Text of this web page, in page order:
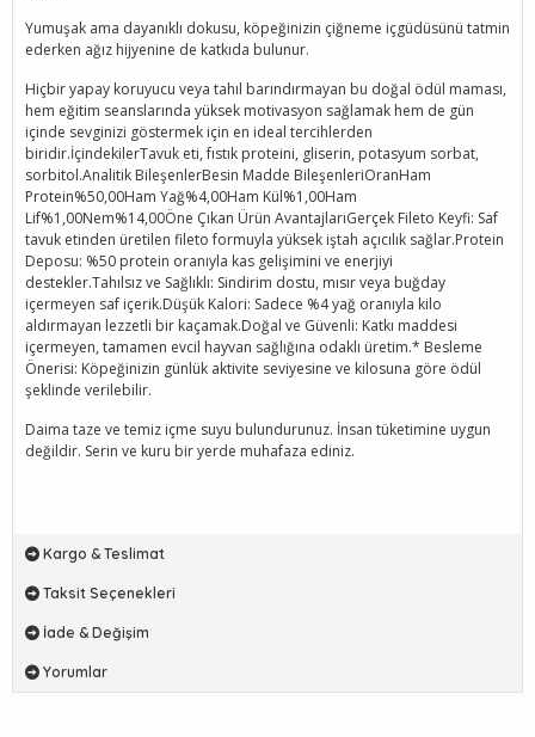
Yumuşak ama dayanıklı dokusu, köpeğinizin çiğneme içgüdüsünü tatmin
ederken ağız hijyenine de katkıda bulunur.
Hiçbir yapay koruyucu veya tahıl barındırmayan bu doğal ödül maması,
hem eğitim seanslarında yüksek motivasyon sağlamak hem de gün
içinde sevginizi göstermek için en ideal tercihlerden
biridir.İçindekilerTavuk eti, fıstık proteini, gliserin, potasyum sorbat,
sorbitol.Analitik BileşenlerBesin Madde BileşenleriOranHam
Protein%50,00Ham Yağ%4,00Ham Kül%1,00Ham
Lif%1,00Nem%14,00Öne Çıkan Ürün AvantajlarıGerçek Fileto Keyfi: Saf
tavuk etinden üretilen fileto formuyla yüksek iştah açıcılık sağlar.Protein
Deposu: %50 protein oranıyla kas gelişimini ve enerjiyi
destekler.Tahılsız ve Sağlıklı: Sindirim dostu, mısır veya buğday
içermeyen saf içerik.Düşük Kalori: Sadece %4 yağ oranıyla kilo
aldırmayan lezzetli bir kaçamak.Doğal ve Güvenli: Katkı maddesi
içermeyen, tamamen evcil hayvan sağlığına odaklı üretim.* Besleme
Önerisi: Köpeğinizin günlük aktivite seviyesine ve kilosuna göre ödül
şeklinde verilebilir.
Daima taze ve temiz içme suyu bulundurunuz. İnsan tüketimine uygun
değildir. Serin ve kuru bir yerde muhafaza ediniz.
Kargo & Teslimat
Taksit Seçenekleri
İade & Değişim
Yorumlar